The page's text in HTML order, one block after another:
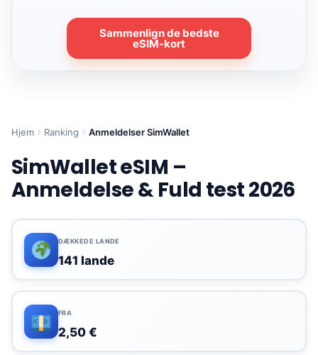
Sammenlign de bedste
eSIM-kort
Hjem Ranking Anmeldelser SimWallet
SimWallet eSIM –
Anmeldelse & Fuld test 2026
DÆKKEDE LANDE
141 lande
FRA
2,50 €